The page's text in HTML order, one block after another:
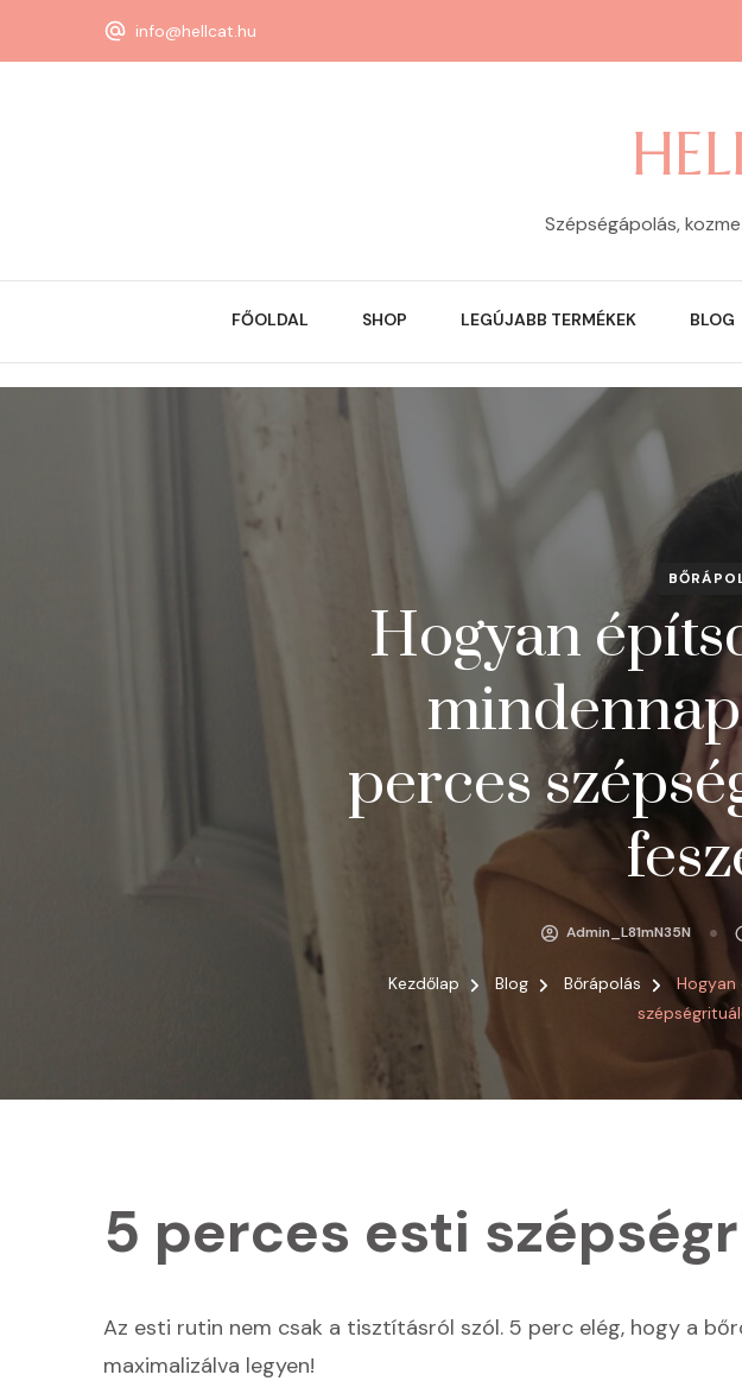
info@hellcat.hu
Szépségápolás,
FŐOLDAL SHOP LEGÚJABB TERMÉKEK BLOG
Hogyan
perces
Admin_L81mN35N
Kezdőlap Blog Bőrápolás
5 perces esti
Az esti rutin nem csak a tisztításról szól. 5 perc elég, hogy a
maximalizálva legyen!